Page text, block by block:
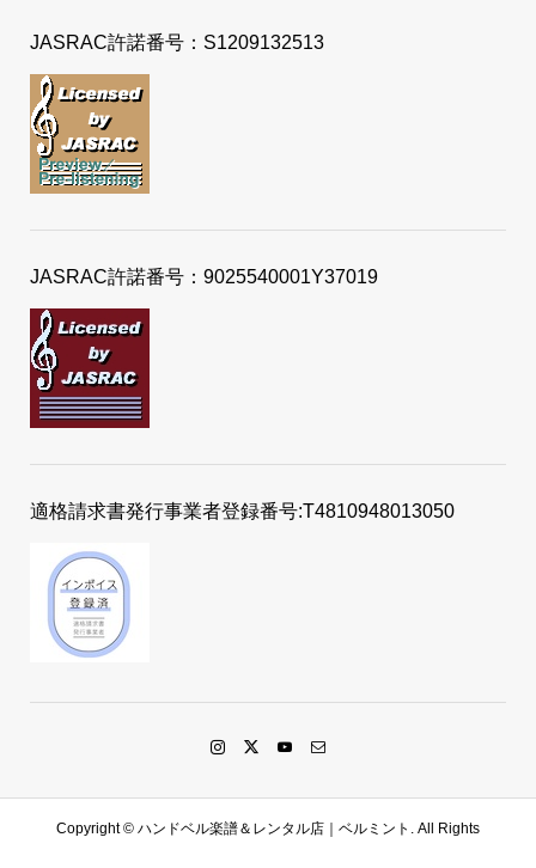
JASRAC許諾番号：S1209132513
JASRAC許諾番号：9025540001Y37019
適格請求書発行事業者登録番号:T4810948013050
Copyright © ハンドベル楽譜＆レンタル店｜ベルミント. All Rights